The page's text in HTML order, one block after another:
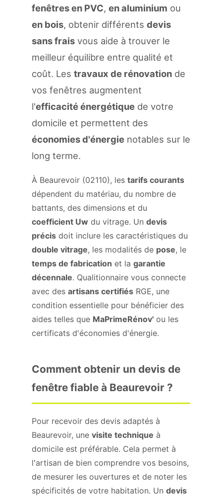
fenêtres en PVC, en aluminium ou
en bois, obtenir différents devis
sans frais vous aide à trouver le
meilleur équilibre entre qualité et
coût. Les travaux de rénovation de
vos fenêtres augmentent
l'efficacité énergétique de votre
domicile et permettent des
économies d'énergie notables sur le
long terme.
À Beaurevoir (02110), les tarifs courants
dépendent du matériau, du nombre de
battants, des dimensions et du
coefficient Uw du vitrage. Un devis
précis doit inclure les caractéristiques du
double vitrage, les modalités de pose, le
temps de fabrication et la garantie
décennale. Qualitionnaire vous connecte
avec des artisans certifiés RGE, une
condition essentielle pour bénéficier des
aides telles que MaPrimeRénov' ou les
certificats d'économies d'énergie.
Comment obtenir un devis de
fenêtre fiable à Beaurevoir ?
Pour recevoir des devis adaptés à
Beaurevoir, une visite technique à
domicile est préférable. Cela permet à
l'artisan de bien comprendre vos besoins,
de mesurer les ouvertures et de noter les
spécificités de votre habitation. Un devis